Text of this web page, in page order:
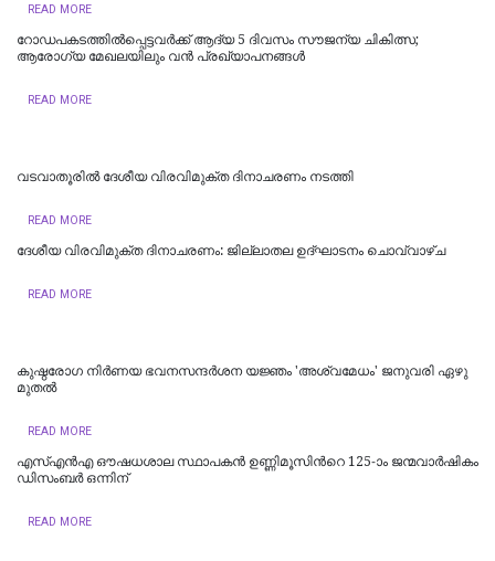
READ MORE
റോഡപകടത്തില്‍പ്പെട്ടവർക്ക് ആദ്യ 5 ദിവസം സൗജന്യ ചികിത്സ;
ആരോഗ്യ മേഖലയിലും വൻ പ്രഖ്യാപനങ്ങൾ
READ MORE
വടവാതൂരില്‍ ദേശീയ വിരവിമുക്ത ദിനാചരണം നടത്തി
READ MORE
ദേശീയ വിരവിമുക്ത ദിനാചരണം: ജില്ലാതല ഉദ്ഘാടനം ചൊവ്വാഴ്ച
READ MORE
കുഷ്ഠരോഗ നിര്‍ണയ ഭവനസന്ദര്‍ശന യജ്ഞം 'അശ്വമേധം' ജനുവരി ഏഴു
മുതല്‍
READ MORE
എസ്എന്‍എ ഔഷധശാല സ്ഥാപകന്‍ ഉണ്ണിമൂസിന്‍റെ 125-ാം ജന്മവാര്‍ഷികം
ഡിസംബര്‍ ഒന്നിന്
READ MORE